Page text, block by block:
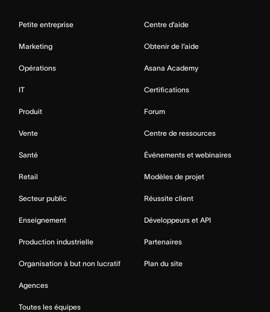
Petite entreprise
Marketing
Opérations
IT
Produit
Vente
Santé
Retail
Secteur public
Enseignement
Production industrielle
Organisation à but non lucratif
Agences
Toutes les équipes
Centre d’aide
Obtenir de l’aide
Asana Academy
Certifications
Forum
Centre de ressources
Événements et webinaires
Modèles de projet
Réussite client
Développeurs et API
Partenaires
Plan du site